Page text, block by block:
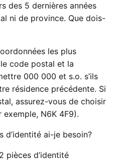
des 5 dernières années
ni de province. Que dois-
les plus
code postal et la
000 000 et s.o. s’ils
résidence précédente. Si
assurez-vous de choisir
N6K 4F9).
d’identité ai-je besoin?
pièces d’identité